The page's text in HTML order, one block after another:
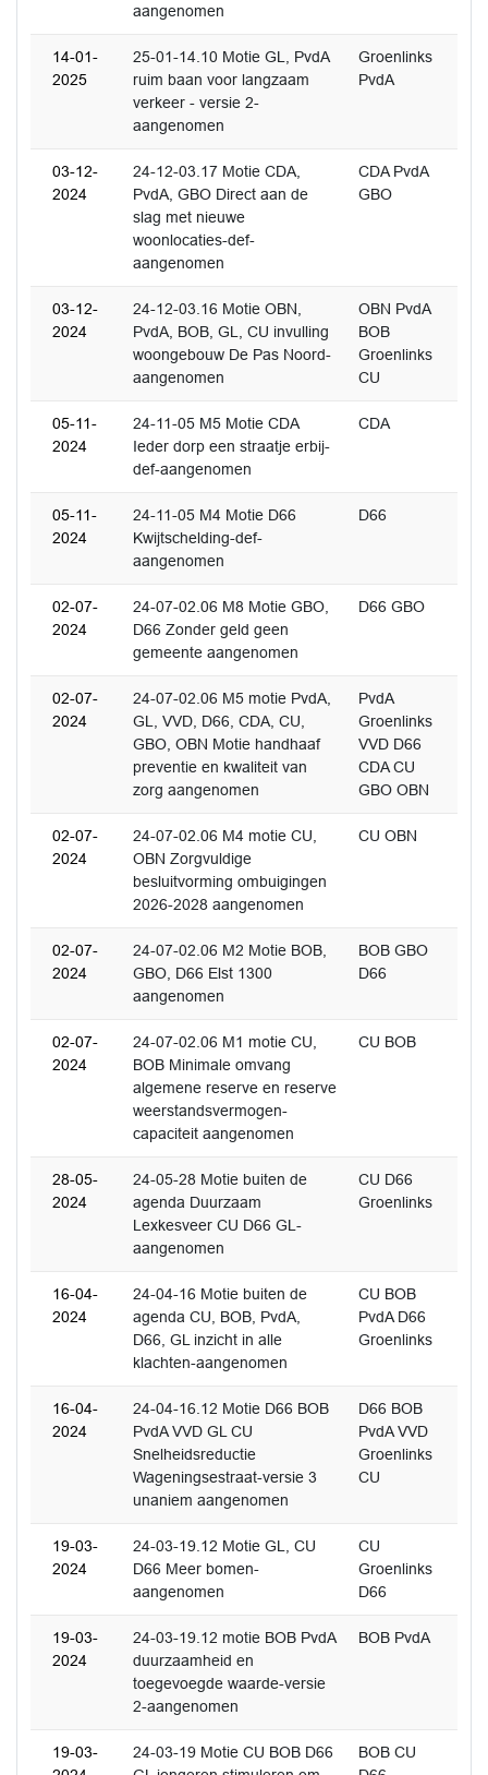
aangenomen
14-01-
2025
25-01-14.10 Motie GL, PvdA
ruim baan voor langzaam
verkeer - versie 2-
aangenomen
Groenlinks
PvdA
03-12-
2024
24-12-03.17 Motie CDA,
PvdA, GBO Direct aan de
slag met nieuwe
woonlocaties-def-
aangenomen
CDA PvdA
GBO
03-12-
2024
24-12-03.16 Motie OBN,
PvdA, BOB, GL, CU invulling
woongebouw De Pas Noord-
aangenomen
OBN PvdA
BOB
Groenlinks
CU
05-11-
2024
24-11-05 M5 Motie CDA
Ieder dorp een straatje erbij-
def-aangenomen
CDA
05-11-
2024
24-11-05 M4 Motie D66
Kwijtschelding-def-
aangenomen
D66
02-07-
2024
24-07-02.06 M8 Motie GBO,
D66 Zonder geld geen
gemeente aangenomen
D66 GBO
02-07-
2024
24-07-02.06 M5 motie PvdA,
GL, VVD, D66, CDA, CU,
GBO, OBN Motie handhaaf
preventie en kwaliteit van
zorg aangenomen
PvdA
Groenlinks
VVD D66
CDA CU
GBO OBN
02-07-
2024
24-07-02.06 M4 motie CU,
OBN Zorgvuldige
besluitvorming ombuigingen
2026-2028 aangenomen
CU OBN
02-07-
2024
24-07-02.06 M2 Motie BOB,
GBO, D66 Elst 1300
aangenomen
BOB GBO
D66
02-07-
2024
24-07-02.06 M1 motie CU,
BOB Minimale omvang
algemene reserve en reserve
weerstandsvermogen-
capaciteit aangenomen
CU BOB
28-05-
2024
24-05-28 Motie buiten de
agenda Duurzaam
Lexkesveer CU D66 GL-
aangenomen
CU D66
Groenlinks
16-04-
2024
24-04-16 Motie buiten de
agenda CU, BOB, PvdA,
D66, GL inzicht in alle
klachten-aangenomen
CU BOB
PvdA D66
Groenlinks
16-04-
2024
24-04-16.12 Motie D66 BOB
PvdA VVD GL CU
Snelheidsreductie
Wageningsestraat-versie 3
unaniem aangenomen
D66 BOB
PvdA VVD
Groenlinks
CU
19-03-
2024
24-03-19.12 Motie GL, CU
D66 Meer bomen-
aangenomen
CU
Groenlinks
D66
19-03-
2024
24-03-19.12 motie BOB PvdA
duurzaamheid en
toegevoegde waarde-versie
2-aangenomen
BOB PvdA
19-03-
24-03-19 Motie CU BOB D66
BOB CU